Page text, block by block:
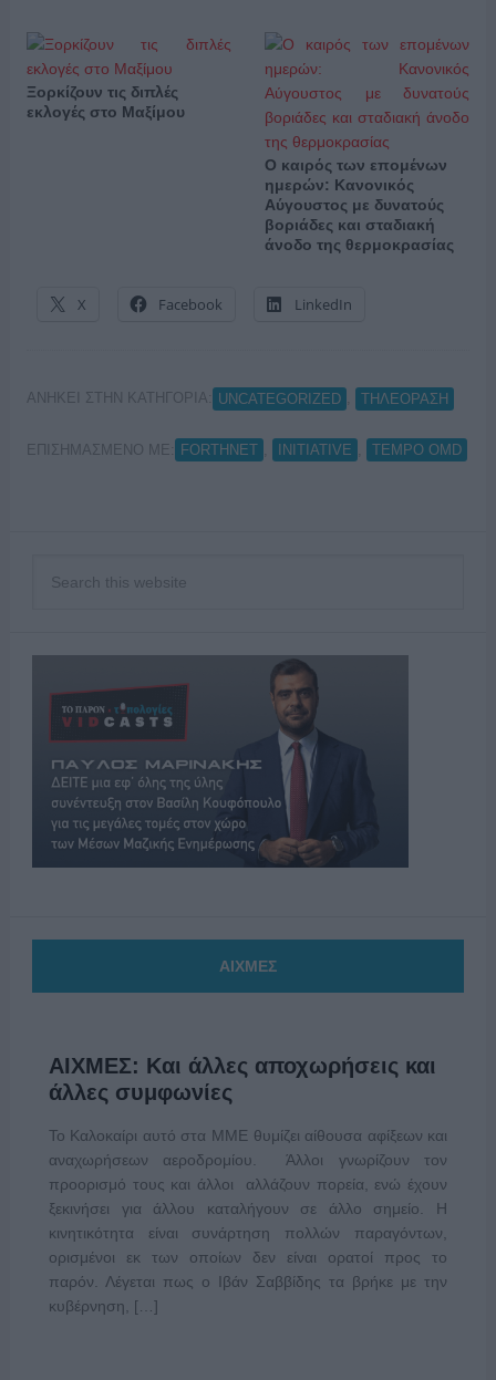
Ξορκίζουν τις διπλές
εκλογές στο Μαξίμου
Ο καιρός των επομένων
ημερών: Κανονικός
Αύγουστος με δυνατούς
βοριάδες και σταδιακή
άνοδο της θερμοκρασίας
X Facebook LinkedIn
ΑΝΗΚΕΙ ΣΤΗΝ ΚΑΤΗΓΟΡΙΑ: UNCATEGORIZED ΤΗΛΕΟΡΑΣΗ
ΕΠΙΣΗΜΑΣΜΕΝΟ ΜΕ: FORTHNET INITIATIVE TEMPO OMD
ΑΙΧΜΕΣ
ΑΙΧΜΕΣ: Και άλλες αποχωρήσεις και
άλλες συμφωνίες
Το Καλοκαίρι αυτό στα ΜΜΕ θυμίζει αίθουσα αφίξεων και
αναχωρήσεων αεροδρομίου. Άλλοι γνωρίζουν τον
προορισμό τους και άλλοι αλλάζουν πορεία, ενώ έχουν
ξεκινήσει για άλλου καταλήγουν σε άλλο σημείο. Η
κινητικότητα είναι συνάρτηση πολλών παραγόντων,
ορισμένοι εκ των οποίων δεν είναι ορατοί προς το
παρόν. Λέγεται πως ο Ιβάν Σαββίδης τα βρήκε με την
κυβέρνηση, […]